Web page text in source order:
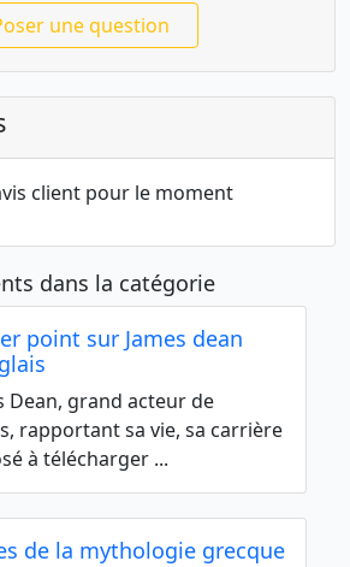
une question
client pour le moment
dans la catégorie
point sur James dean
Dean, grand acteur de
rapportant sa vie, sa carrière
à télécharger ...
de la mythologie grecque